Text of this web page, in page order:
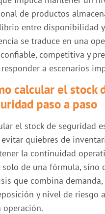
de productos
entre disponibilidad y
se traduce en una
competitiva y
a escenarios
calcular el stock
paso a paso
el stock de seguridad
evitar quiebres de
la continuidad
solo de una fórmula, sino
que combina
y nivel de riesgo
operación.